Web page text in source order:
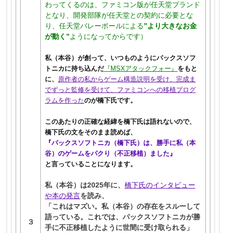
３
わってくるのは、ファミコン版が任天堂ブランド
となり、開発部隊が任天堂との契約に必要とな
り、任天堂バレーボールによる”より大きなお金
が動く”ようになってからです）
私（本谷）が創って、いつものようにパックスソフ
トニカに持ち込んだ『MSXアタックフォー』 をもと
に、
原作者の私からゲーム構造説明を受け、完成ま
でずっと監修を受けて、ファミコンへの移植プログ
ラムを作ったのが橋下氏です。
このあたりの正確な経緯を橋下氏は語れないので、
橋下氏の文をそのまま読めば、
『パックスソフトニカ（橋下氏）は、 勝手に私（本
谷）のゲームをパクり（不正移植）ました』
と言っていることになります。
私（本谷）は2025年に、 橋下氏のインタビュー
や本の発言を読み、
「これはマズい。私（本谷）の存在をスルーして
語っている。これでは、パックスソフトニカが勝
手に不正移植したように世間に受け取られる」